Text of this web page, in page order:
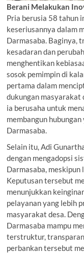
Berani Melakukan
Pria berusia 58 tahun
keseriusannya dalam
Darmasaba. Baginya,
kesadaran dan
menghentikan
sosok pemimpin di
pertama dalam
dukungan masyarakat
ia berusaha untuk
membangun
Darmasaba.
Selain itu, Adi
dengan mengadopsi
Darmasaba,
Keputusan tersebut
menunjukkan
pelayanan yang lebih
masyarakat desa.
Darmasaba mampu
terstruktur,
perbankan tersebut